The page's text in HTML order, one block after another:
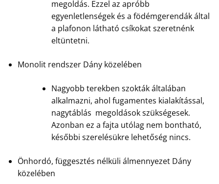
megoldás. Ezzel az apróbb
egyenletlenségek és a födémgerendák által
a plafonon látható csíkokat szeretnénk
eltüntetni.
Monolit rendszer Dány közelében
Nagyobb terekben szokták általában
alkalmazni, ahol fugamentes kialakítással,
nagytáblás megoldások szükségesek.
Azonban ez a fajta utólag nem bontható,
későbbi szerelésükre lehetőség nincs.
Önhordó, függesztés nélküli álmennyezet Dány
közelében